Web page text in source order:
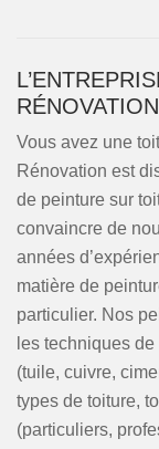
Vous avez une
Rénovation est
de peinture sur
convaincre de
années
matière de
particulier. Nos
les techniques
(tuile, cuivre,
types de toiture,
(particuliers,